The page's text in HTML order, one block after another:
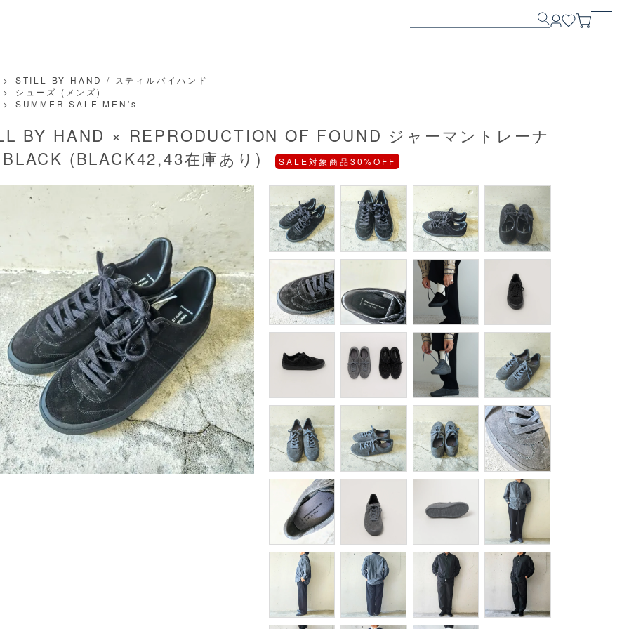
STILL BY HAND / スティルバイハンド
シューズ (メンズ)
SUMMER SALE MEN's
BY HAND × REPRODUCTION OF FOUND ジャーマントレーナ
(BLACK42,43在庫あり)
SALE対象商品30%OFF